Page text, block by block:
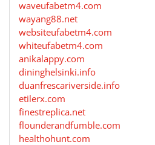
waveufabetm4.com
wayang88.net
websiteufabetm4.com
whiteufabetm4.com
anikalappy.com
dininghelsinki.info
duanfrescariverside.info
etilerx.com
finestreplica.net
flounderandfumble.com
healthohunt.com